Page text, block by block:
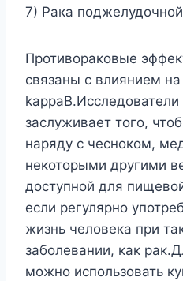
7) Рака
Противораковые
связаны с влиянием
заслуживает того,
наряду с чесноком,
некоторыми другими
доступной для
если регулярно
жизнь человека при
заболевании, как
можно использовать